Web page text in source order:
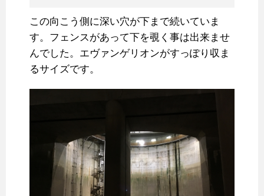
この向こう側に深い穴が下まで続いていま
す。フェンスがあって下を覗く事は出来ませ
んでした。エヴァンゲリオンがすっぽり収ま
るサイズです。